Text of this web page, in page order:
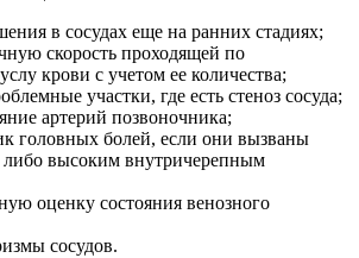
в сосудах еще на ранних стадиях;
скорость проходящей по
крови с учетом ее количества;
участки, где есть стеноз сосуда;
артерий позвоночника;
головных болей, если они вызваны
либо высоким внутричерепным
оценку состояния венозного
сосудов.